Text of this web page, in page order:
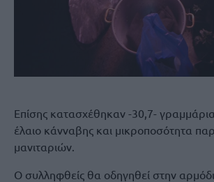
Επίσης κατασχέθηκαν -30,7-
έλαιο κάνναβης και μικροποσότητα
μανιταριών.
Ο συλληφθείς θα οδηγηθεί στην